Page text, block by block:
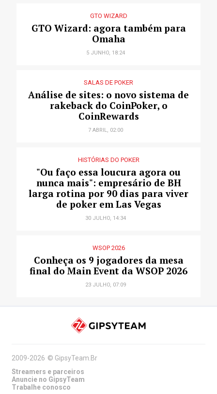
GTO WIZARD
GTO Wizard: agora também para
Omaha
5 JUNHO, 18:24
SALAS DE POKER
Análise de sites: o novo sistema de
rakeback do CoinPoker, o
CoinRewards
7 ABRIL, 02:00
HISTÓRIAS DO POKER
"Ou faço essa loucura agora ou
nunca mais": empresário de BH
larga rotina por 90 dias para viver
de poker em Las Vegas
30 JULHO, 14:34
WSOP 2026
Conheça os 9 jogadores da mesa
final do Main Event da WSOP 2026
23 JULHO, 07:09
2009-2026 © GipsyTeam.Br
Streamers e parceiros
Anuncie no GipsyTeam
Trabalhe conosco